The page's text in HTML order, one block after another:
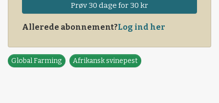
Prøv 30 dage for 30 kr
Allerede abonnement?Log ind her
Global Farming Afrikansk svinepest